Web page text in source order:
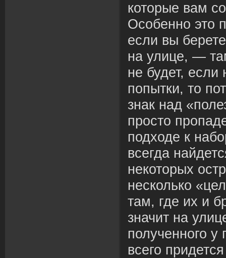
которые вам
Особенно это
если вы
на улице, —
не будет, если
попытки, то
знак над
просто
подходе к
всегда
некоторых
несколько
там, где их и
значит на
полученного у
всего